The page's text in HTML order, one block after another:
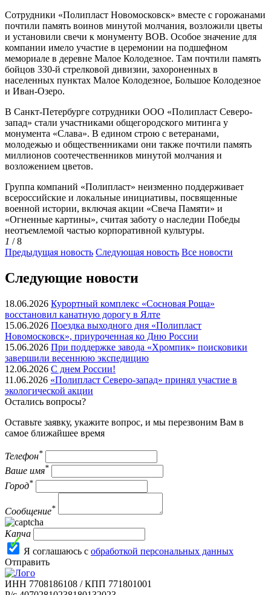
Сотрудники «Полипласт Новомосковск» вместе с горожанами
почтили память воинов минутой молчания, возложили цветы
и установили свечи к монументу ВОВ. Особое значение для
компании имело участие в церемонии на подшефном
мемориале в деревне Малое Колодезное. Там почтили память
бойцов 330-й стрелковой дивизии, захороненных в
населенных пунктах Малое Колодезное, Большое Колодезное
и Иван-Озеро.
В Санкт-Петербурге сотрудники ООО «Полипласт Северо-
запад» стали участниками общегородского митинга у
монумента «Слава». В едином строю с ветеранами,
молодежью и общественниками они также почтили память
миллионов соотечественников минутой молчания и
возложением цветов.
Группа компаний «Полипласт» неизменно поддерживает
всероссийские и локальные инициативы, посвященные
военной истории, включая акции «Свеча Памяти» и
«Огненные картины», считая заботу о наследии Победы
неотъемлемой частью корпоративной культуры.
1 / 8
Предыдущая новость Следующая новость Все новости
Следующие новости
18.06.2026 Курортный комплекс «Сосновая Роща»
восстановил канатную дорогу в Ялте
15.06.2026 Поездка выходного дня «Полипласт
Новомосковск», приуроченная ко Дню России
15.06.2026 При поддержке завода «Хромпик» поисковики
завершили весеннюю экспедицию
12.06.2026 С днем России!
11.06.2026 «Полипласт Северо-запад» принял участие в
экологической акции
Остались вопросы?
Оставьте заявку, укажите вопрос, и мы перезвоним Вам в
самое ближайшее время
Телефон*
Ваше имя*
Город*
Сообщение*
Капча
Я соглашаюсь с обработкой персональных данных
Отправить
ИНН 7708186108 / КПП 771801001